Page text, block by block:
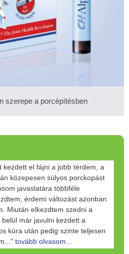
szerepe a porcépítésben
kezdett el fájni a jobb térdem, a
közepesen súlyos porckopást
javaslatára többféle
érdemi változást azonban
Miután elkezdtem szedni a
már javulni kezdett a
kúra után pedig szinte teljesen
tovább olvasom...